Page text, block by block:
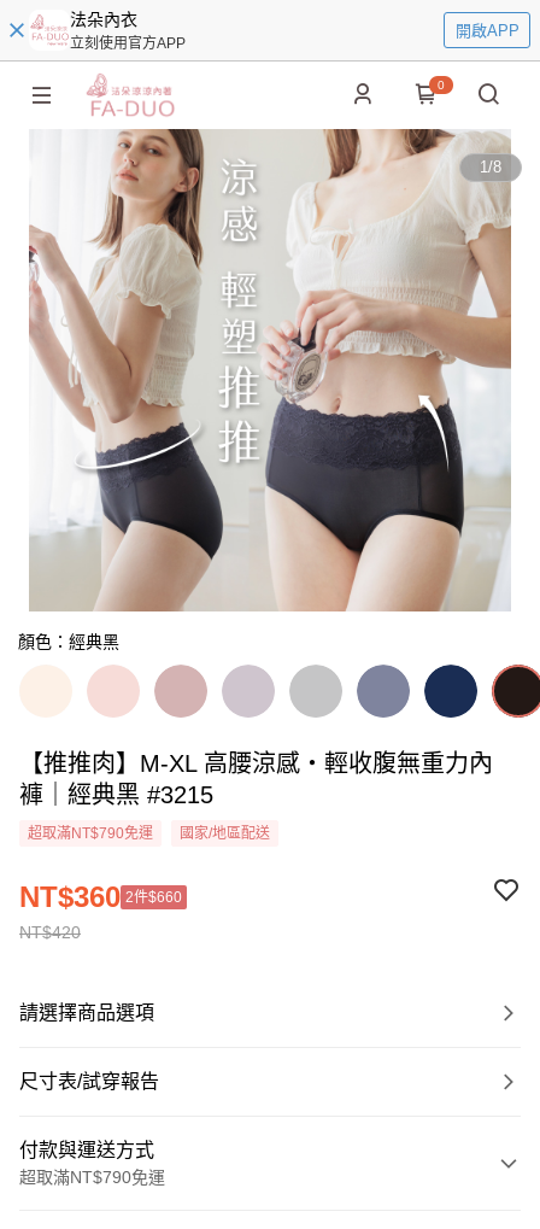
法朵內衣
立刻使用官方APP
開啟APP
0
1/8
顏色：經典黑
【推推肉】M-XL 高腰涼感・輕收腹無重力內
褲｜經典黑 #3215
超取滿NT$790免運 國家/地區配送
NT$420
NT$360 2件$660
請選擇商品選項
尺寸表/試穿報告
付款與運送方式
超取滿NT$790免運